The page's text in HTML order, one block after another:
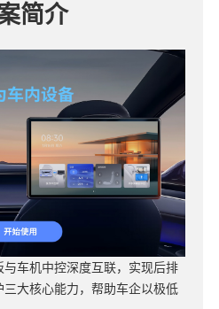
简介
车机中控深度互联，实现后排
大核心能力，帮助车企以极低